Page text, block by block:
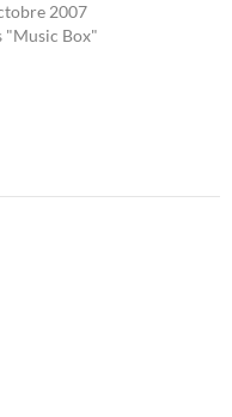
2007
"Music Box"